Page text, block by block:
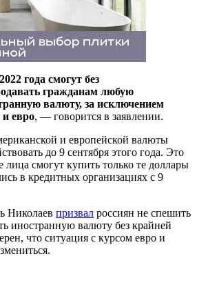
года смогут без
гражданам любую
валюту, за исключением
евро, — говорится в заявлении.
и европейской валюты
до 9 сентября этого года. Это
лица смогут купить только те доллары
в кредитных организациях с 9
Николаев призвал россиян не спешить
иностранную валюту без крайней
что ситуация с курсом евро и